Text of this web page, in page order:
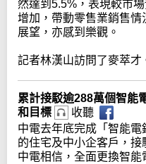
然達到5.5%，表現較市
增加，帶動零售業銷售
展望，亦感到樂觀。
記者林漢山訪問了麥萃才
累計接駁逾288萬個智
和目標
收聽
中電去年底完成「智能
的住宅及中小企客戶，接
中電相信，全面更換智